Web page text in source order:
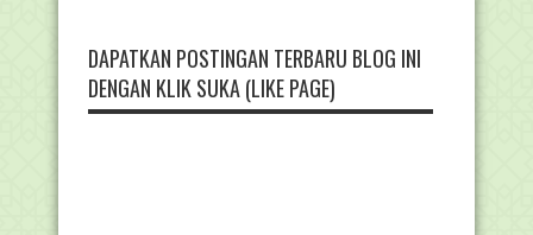
DAPATKAN POSTINGAN TERBARU BLOG INI
DENGAN KLIK SUKA (LIKE PAGE)